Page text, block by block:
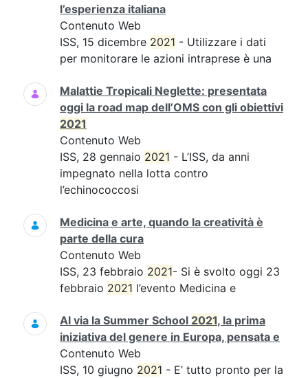
l’esperienza italiana
Contenuto Web
ISS, 15 dicembre 2021 - Utilizzare i dati
per monitorare le azioni intraprese è una
Malattie Tropicali Neglette: presentata
oggi la road map dell’OMS con gli obiettivi
2021
Contenuto Web
ISS, 28 gennaio 2021 - L’ISS, da anni
impegnato nella lotta contro
l’echinococcosi
Medicina e arte, quando la creatività è
parte della cura
Contenuto Web
ISS, 23 febbraio 2021- Si è svolto oggi 23
febbraio 2021 l’evento Medicina e
Al via la Summer School 2021, la prima
iniziativa del genere in Europa, pensata e
Contenuto Web
ISS, 10 giugno 2021 - E’ tutto pronto per la